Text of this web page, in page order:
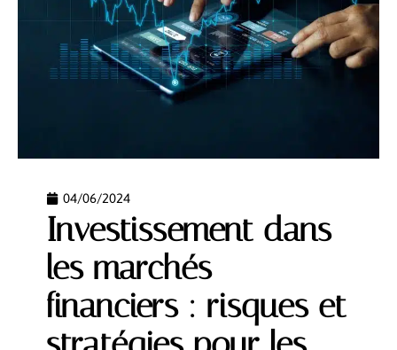
04/06/2024
Investissement dans
les marchés
financiers : risques et